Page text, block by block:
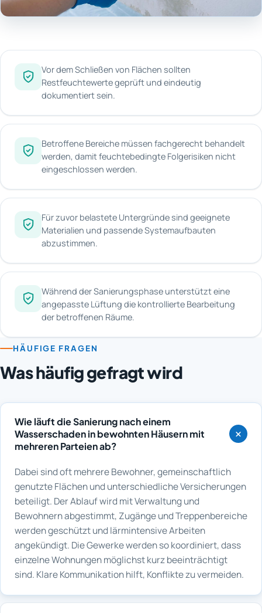
Vor dem Schließen von Flächen sollten
Restfeuchtewerte geprüft und eindeutig
dokumentiert sein.
Betroffene Bereiche müssen fachgerecht behandelt
werden, damit feuchtebedingte Folgerisiken nicht
eingeschlossen werden.
Für zuvor belastete Untergründe sind geeignete
Materialien und passende Systemaufbauten
abzustimmen.
Während der Sanierungsphase unterstützt eine
angepasste Lüftung die kontrollierte Bearbeitung
der betroffenen Räume.
HÄUFIGE FRAGEN
Was häufig gefragt wird
Wie läuft die Sanierung nach einem
Wasserschaden in bewohnten Häusern mit
mehreren Parteien ab?
Dabei sind oft mehrere Bewohner, gemeinschaftlich
genutzte Flächen und unterschiedliche Versicherungen
beteiligt. Der Ablauf wird mit Verwaltung und
Bewohnern abgestimmt, Zugänge und Treppenbereiche
werden geschützt und lärmintensive Arbeiten
angekündigt. Die Gewerke werden so koordiniert, dass
einzelne Wohnungen möglichst kurz beeinträchtigt
sind. Klare Kommunikation hilft, Konflikte zu vermeiden.